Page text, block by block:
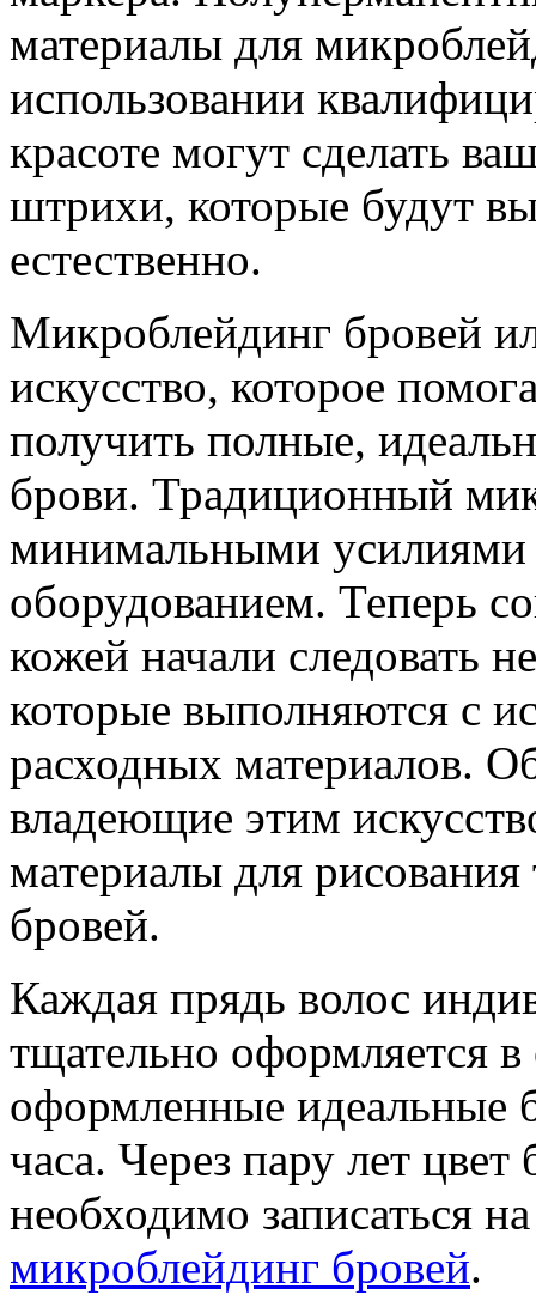
материалы для
использовании
красоте могут сделать
штрихи, которые будут
естественно.
Микроблейдинг бровей
искусство, которое
получить полные,
брови. Традиционный
минимальными
оборудованием. Теперь
кожей начали следовать
которые выполняются с
расходных материалов.
владеющие этим
материалы для
бровей.
Каждая прядь волос
тщательно оформляется
оформленные идеальные
часа. Через пару лет цвет
необходимо записаться
микроблейдинг бровей.